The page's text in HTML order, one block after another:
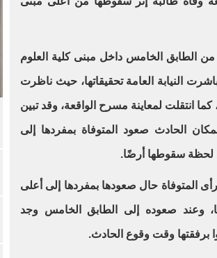
من الطابق الخامس داخل مبنى كلية العلوم
النيابة العامة تحقيقاتها، حيث ناظرت
انتقلت لمعاينة مسرح الواقعة، وقد تبين
الحادث صعود المتوفاة بمفردها إلى
لحظة سقوطها أرضًا.
المتوفاة حال صعودها بمفردها إلى أعلى
وعند صعوده إلى الطابق الخامس وجد
برفقتها وقت وقوع الحادث.